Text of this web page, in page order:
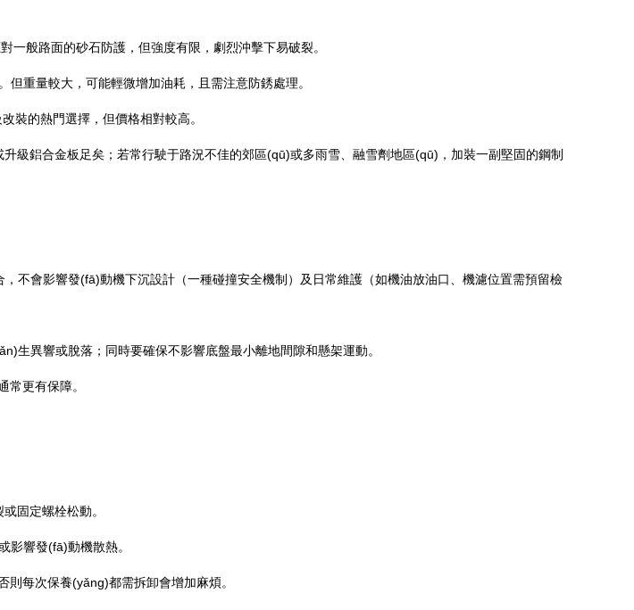
一般路面的砂石防護，但強度有限，劇烈沖擊下易破裂。
重量較大，可能輕微增加油耗，且需注意防銹處理。
裝的熱門選擇，但價格相對較高。
級鋁合金板足矣；若常行駛于路況不佳的郊區(qū)或多雨雪、融雪劑地區(qū)，加裝一副堅固的鋼制
不會影響發(fā)動機下沉設計（一種碰撞安全機制）及日常維護（如機油放油口、機濾位置需預留檢
生異響或脫落；同時要確保不影響底盤最小離地間隙和懸架運動。
常更有保障。
固定螺栓松動。
影響發(fā)動機散熱。
每次保養(yǎng)都需拆卸會增加麻煩。